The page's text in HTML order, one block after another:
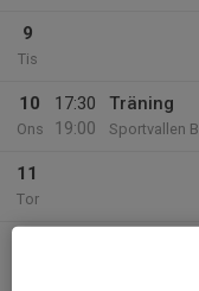
9
Tis
10
Ons
17:30
19:00
Träning
Sportvallen B
11
Tor